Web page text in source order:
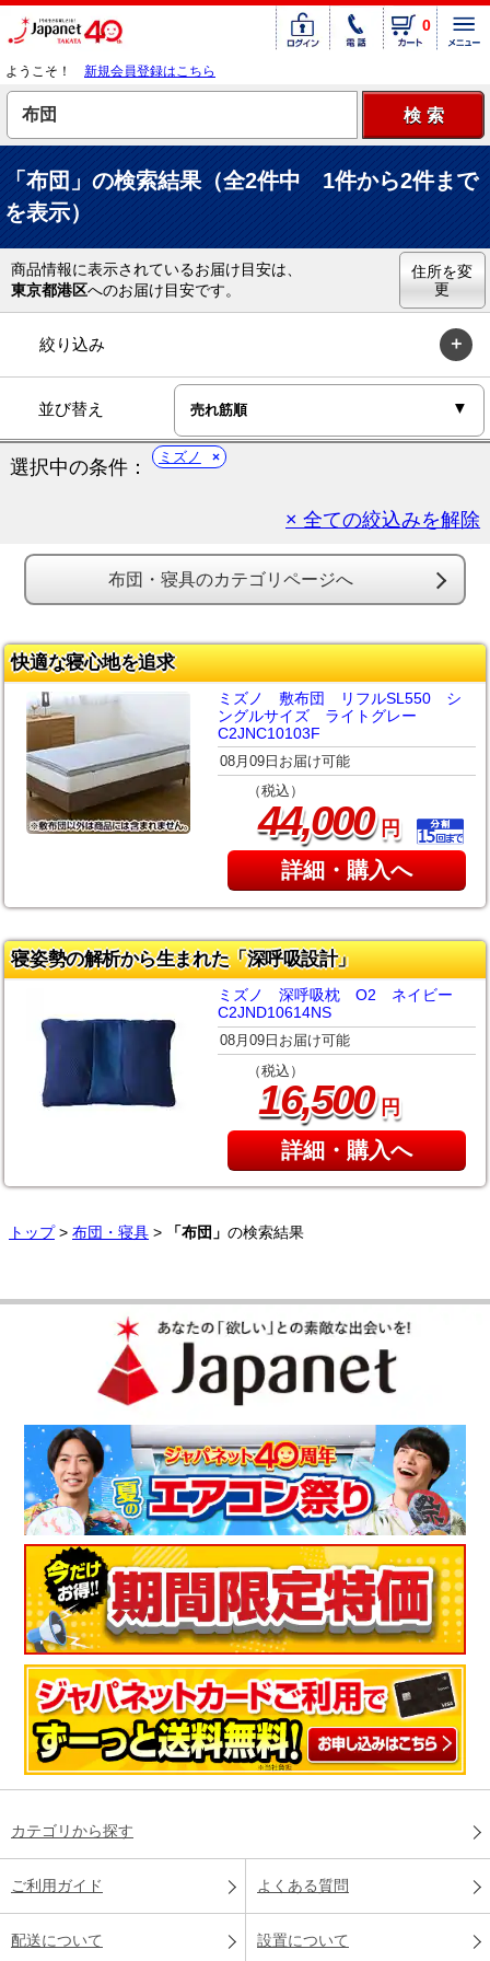
0
ようこそ！ 新規会員登録はこちら
「布団」の検索結果（全2件中 1件から2件まで
を表示）
商品情報に表示されているお届け目安は、
東京都港区へのお届け目安です。
住所を変
更
絞り込み
並び替え
選択中の条件： ミズノ
× 全ての絞込みを解除
布団・寝具のカテゴリページへ
快適な寝心地を追求
ミズノ 敷布団 リフルSL550 シ
ングルサイズ ライトグレー
C2JNC10103F
08月09日お届け可能
（税込）
44,000円
詳細・購入へ
寝姿勢の解析から生まれた「深呼吸設計」
ミズノ 深呼吸枕 O2 ネイビー
C2JND10614NS
08月09日お届け可能
（税込）
16,500円
詳細・購入へ
トップ> 布団・寝具 > 「布団」 の検索結果
カテゴリから探す
ご利用ガイド よくある質問
配送について 設置について